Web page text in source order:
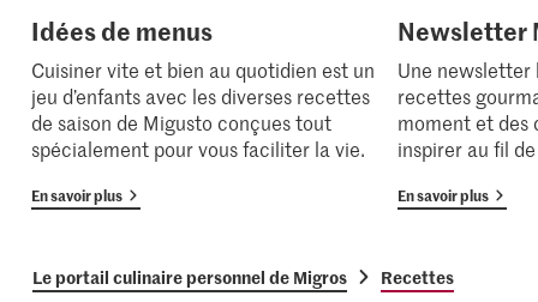
Idées de menus
Cuisiner vite et bien au quotidien est un
jeu d’enfants avec les diverses recettes
de saison de Migusto conçues tout
spécialement pour vous faciliter la vie.
En savoir plus
Newsletter
Une newsletter
recettes
moment et des
inspirer au fil
En savoir plus
Le portail culinaire personnel de Migros Recettes